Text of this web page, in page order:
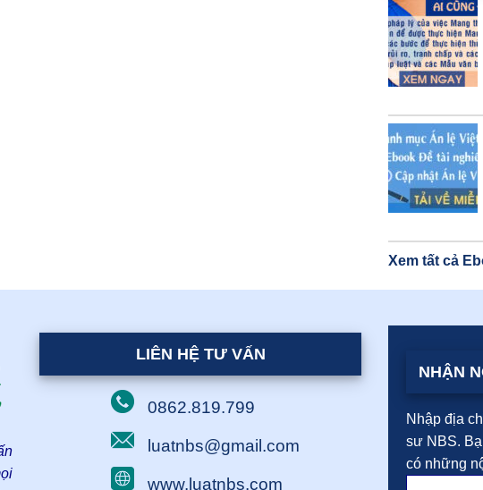
Xem tất cả
LIÊN HỆ TƯ VẤN
0862.819.799
luatnbs@gmail.com
www.luatnbs.com
NHẬN
Nhập địa
sư NBS.
có những